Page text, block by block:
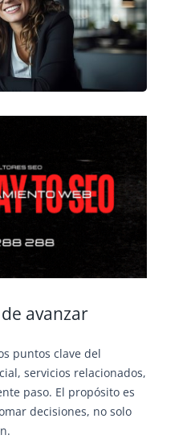
avanzar
puntos clave del
servicios relacionados,
paso. El propósito es
decisiones, no solo